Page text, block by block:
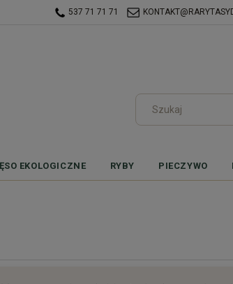
537 71 71 71
EKOLOGICZNE RYBY PIECZYWO